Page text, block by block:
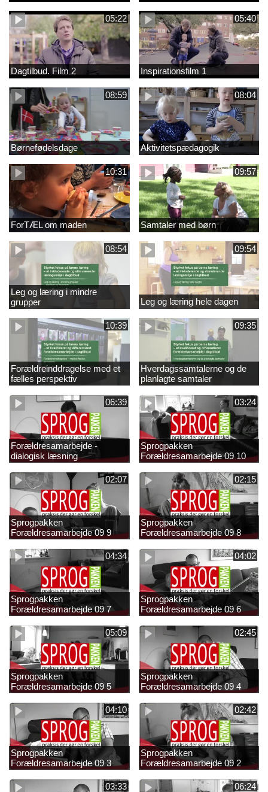
05:22
Dagtilbud. Film 2
05:40
Inspirationsfilm 1
08:59
Børnefødelsdage
08:04
Aktivitetspædagogik
10:31
ForTÆL om maden
09:57
Samtaler med børn
08:54
Leg og læring i mindre
grupper
09:54
Leg og læring hele dagen
10:39
Forældreinddragelse med et
fælles perspektiv
09:35
Hverdagssamtalerne og de
planlagte samtaler
06:39
Forældresamarbejde -
dialogisk læsning
03:24
Sprogpakken
Forældresamarbejde 09 10
02:07
Sprogpakken
Forældresamarbejde 09 9
02:15
Sprogpakken
Forældresamarbejde 09 8
04:34
Sprogpakken
Forældresamarbejde 09 7
04:02
Sprogpakken
Forældresamarbejde 09 6
05:09
Sprogpakken
Forældresamarbejde 09 5
02:45
Sprogpakken
Forældresamarbejde 09 4
04:10
Sprogpakken
Forældresamarbejde 09 3
02:42
Sprogpakken
Forældresamarbejde 09 2
03:33 06:24